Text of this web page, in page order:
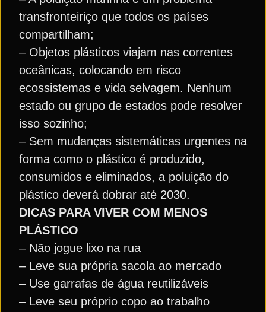
transfronteiriço que todos os países
compartilham;
– Objetos plásticos viajam nas correntes
oceânicas, colocando em risco
ecossistemas e vida selvagem. Nenhum
estado ou grupo de estados pode resolver
isso sozinho;
– Sem mudanças sistemáticas urgentes na
forma como o plástico é produzido,
consumidos e eliminados, a poluição do
plástico deverá dobrar até 2030.
DICAS PARA VIVER COM MENOS
PLÁSTICO
– Não jogue lixo na rua
– Leve sua própria sacola ao mercado
– Use garrafas de água reutilizáveis
– Leve seu próprio copo ao trabalho